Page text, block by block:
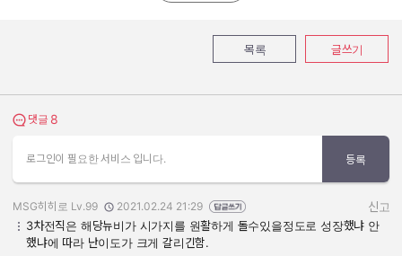
목록 글쓰기
댓글 보기
댓글 8
로그인이 필요한 서비스 입니다. 등록
작성자:
MSG히히로 Lv.99
작성일:
2021.02.24 21:29
신고
3차전직은 해당뉴비가 시가지를 원활하게 돌수있을정도로 성장했냐 안
했냐에 따라 난이도가 크게 갈리긴함.